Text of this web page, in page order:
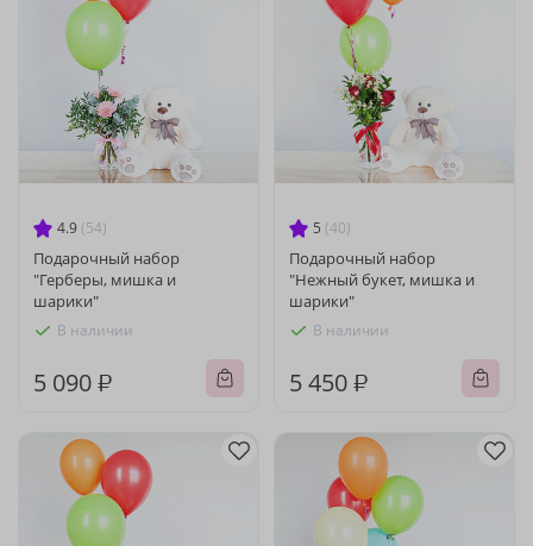
4.9 (54)
Подарочный набор
"Герберы, мишка и
шарики"
В наличии
5 090 ₽
5 (40)
Подарочный набор
"Нежный букет, мишка и
шарики"
В наличии
5 450 ₽